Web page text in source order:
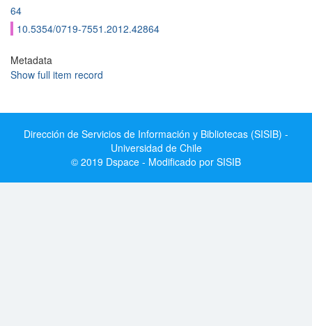
64
10.5354/0719-7551.2012.42864
Metadata
Show full item record
Dirección de Servicios de Información y Bibliotecas (SISIB) -
Universidad de Chile
© 2019 Dspace - Modificado por SISIB